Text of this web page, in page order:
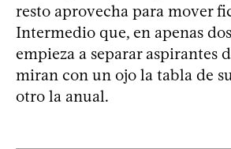
resto aprovecha para mover
Intermedio que, en apenas
empieza a separar aspirantes
miran con un ojo la tabla de
otro la anual.